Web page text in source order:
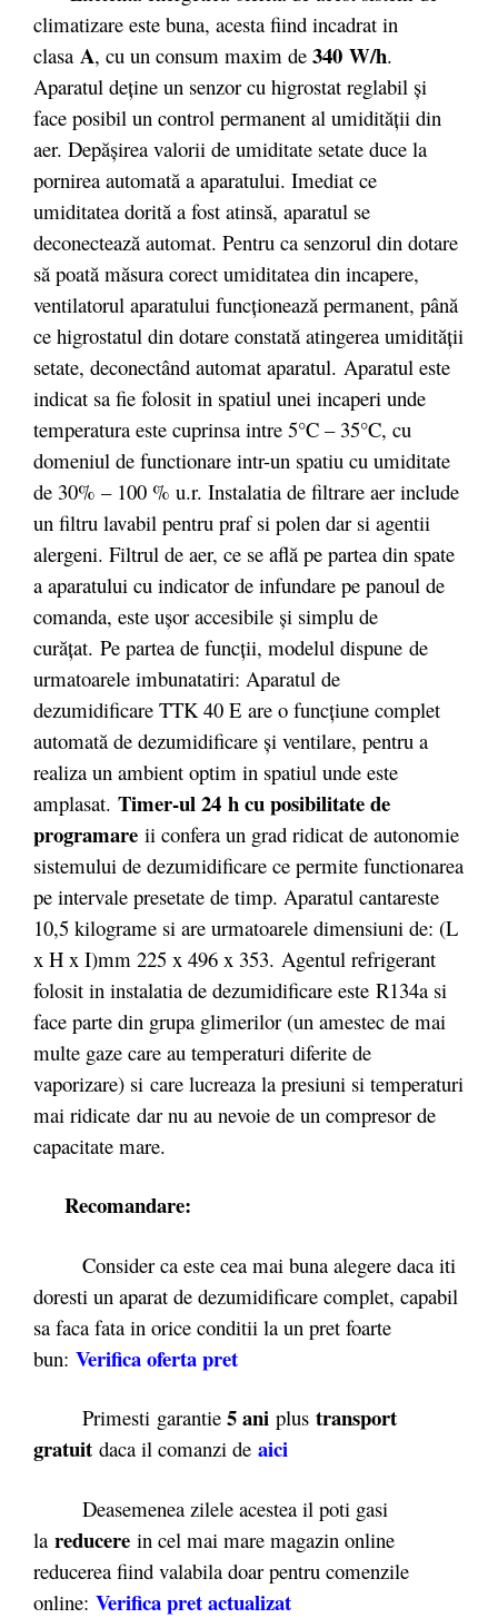
climatizare este buna, acesta fiind incadrat in
clasa A, cu un consum maxim de 340 W/h.
Aparatul deține un senzor cu higrostat reglabil și
face posibil un control permanent al umidității din
aer. Depășirea valorii de umiditate setate duce la
pornirea automată a aparatului. Imediat ce
umiditatea dorită a fost atinsă, aparatul se
deconectează automat. Pentru ca senzorul din dotare
să poată măsura corect umiditatea din incapere,
ventilatorul aparatului funcționează permanent, până
ce higrostatul din dotare constată atingerea umidității
setate, deconectând automat aparatul. Aparatul este
indicat sa fie folosit in spatiul unei incaperi unde
temperatura este cuprinsa intre 5°C – 35°C, cu
domeniul de functionare intr-un spatiu cu umiditate
de 30% – 100 % u.r. Instalatia de filtrare aer include
un filtru lavabil pentru praf si polen dar si agentii
alergeni. Filtrul de aer, ce se află pe partea din spate
a aparatului cu indicator de infundare pe panoul de
comanda, este uşor accesibile şi simplu de
curăţat. Pe partea de funcții, modelul dispune de
urmatoarele imbunatatiri: Aparatul de
dezumidificare TTK 40 E are o funcţiune complet
automată de dezumidificare şi ventilare, pentru a
realiza un ambient optim in spatiul unde este
amplasat. Timer-ul 24 h cu posibilitate de
programare ii confera un grad ridicat de autonomie
sistemului de dezumidificare ce permite functionarea
pe intervale presetate de timp. Aparatul cantareste
10,5 kilograme si are urmatoarele dimensiuni de: (L
x H x I)mm 225 x 496 x 353. Agentul refrigerant
folosit in instalatia de dezumidificare este R134a si
face parte din grupa glimerilor (un amestec de mai
multe gaze care au temperaturi diferite de
vaporizare) si care lucreaza la presiuni si temperaturi
mai ridicate dar nu au nevoie de un compresor de
capacitate mare.
Recomandare:
Consider ca este cea mai buna alegere daca iti
doresti un aparat de dezumidificare complet, capabil
sa faca fata in orice conditii la un pret foarte
bun: Verifica oferta pret
Primesti garantie 5 ani plus transport
gratuit daca il comanzi de aici
Deasemenea zilele acestea il poti gasi
la reducere in cel mai mare magazin online
reducerea fiind valabila doar pentru comenzile
online: Verifica pret actualizat